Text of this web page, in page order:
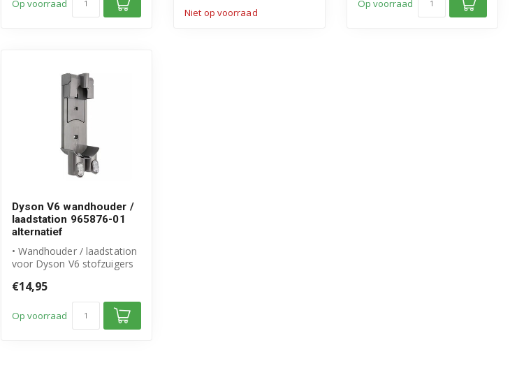
Op voorraad
Niet op voorraad
Op voorraad
Dyson V6 wandhouder /
laadstation 965876-01
alternatief
• Wandhouder / laadstation
voor Dyson V6 stofzuigers
€14,95
Op voorraad